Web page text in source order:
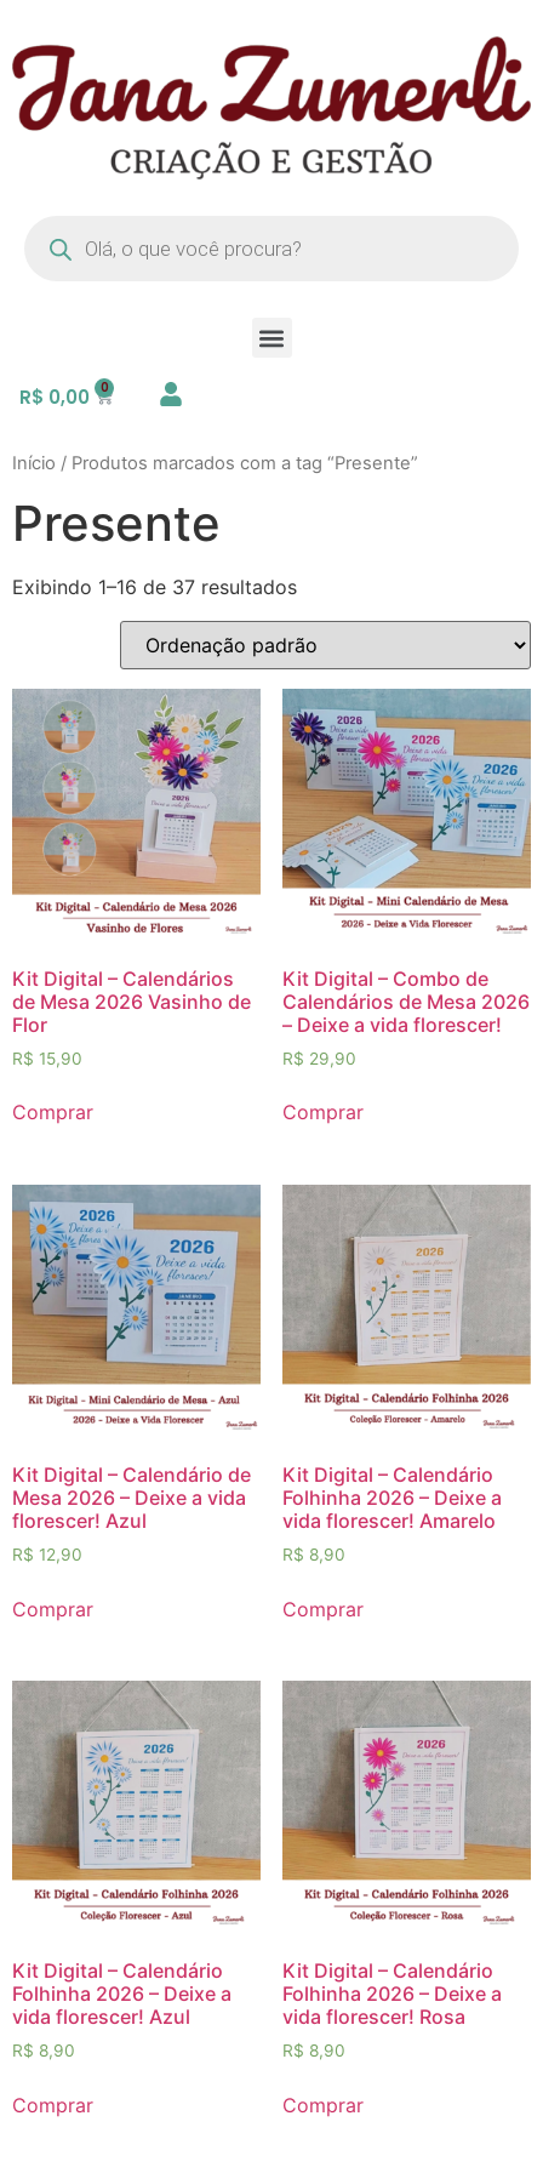
R$ 0,00
Início / Produtos marcados com a tag “Presente”
Presente
Exibindo 1–16 de 37 resultados
Kit Digital – Calendários
de Mesa 2026 Vasinho de
Flor
R$ 15,90
Comprar
Kit Digital – Combo de
Calendários de Mesa 2026
– Deixe a vida florescer!
R$ 29,90
Comprar
Kit Digital – Calendário de
Mesa 2026 – Deixe a vida
florescer! Azul
R$ 12,90
Comprar
Kit Digital – Calendário
Folhinha 2026 – Deixe a
vida florescer! Amarelo
R$ 8,90
Comprar
Kit Digital – Calendário
Folhinha 2026 – Deixe a
vida florescer! Azul
R$ 8,90
Comprar
Kit Digital – Calendário
Folhinha 2026 – Deixe a
vida florescer! Rosa
R$ 8,90
Comprar